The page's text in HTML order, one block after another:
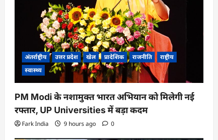
अंतर्राष्ट्रीय उत्तर प्रदेश खेल प्रादेशिक राजनीति
राष्ट्रीय
स्वास्थ्य
PM Modi के नशामुक्त भारत अभियान को मिलेगी नई
रफ्तार, UP Universities में बड़ा कदम
Fark India 9 hours ago 0